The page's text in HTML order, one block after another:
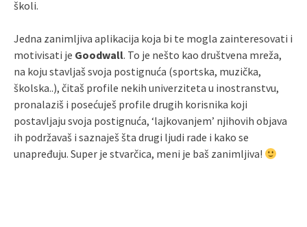
školi.
Jedna zanimljiva aplikacija koja bi te mogla zainteresovati i
motivisati je Goodwall. To je nešto kao društvena mreža,
na koju stavljaš svoja postignuća (sportska, muzička,
školska..), čitaš profile nekih univerziteta u inostranstvu,
pronalaziš i posećuješ profile drugih korisnika koji
postavljaju svoja postignuća, ‘lajkovanjem’ njihovih objava
ih podržavaš i saznaješ šta drugi ljudi rade i kako se
unapređuju. Super je stvarčica, meni je baš zanimljiva!